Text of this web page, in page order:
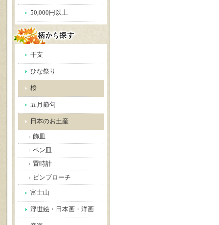
50,000円以上
干支
ひな祭り
桜
五月節句
日本のお土産
飾皿
ペン皿
置時計
ピンブローチ
富士山
浮世絵・日本画・洋画